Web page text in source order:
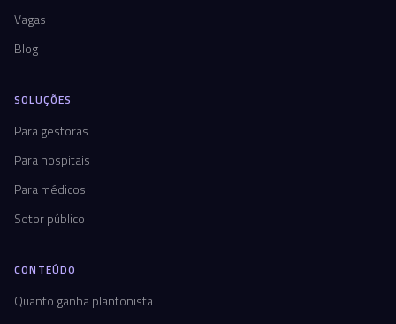
Vagas
Blog
SOLUÇÕES
Para gestoras
Para hospitais
Para médicos
Setor público
CONTEÚDO
Quanto ganha plantonista